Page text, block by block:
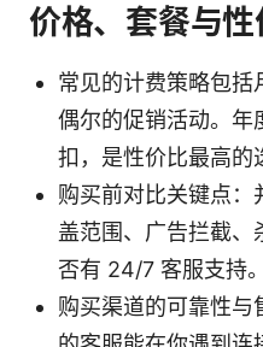
价格、套餐与
常见的计费策略包括
偶尔的促销活动。年
扣，是性价比最高的
购买前对比关键点：
盖范围、广告拦截、
否有 24/7 客服支持。
购买渠道的可靠性与